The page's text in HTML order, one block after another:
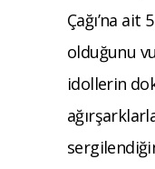
Çağı’na
olduğunu
idollerin